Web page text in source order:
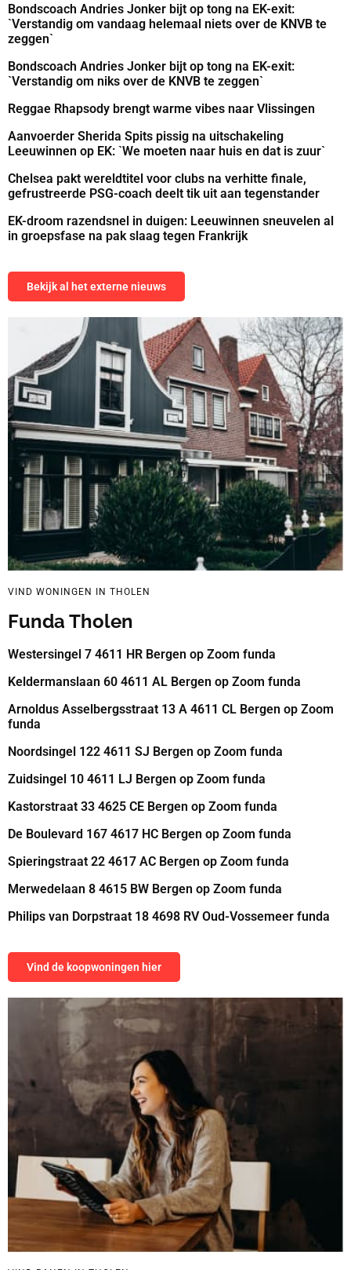
Bondscoach Andries Jonker bijt op tong na EK-exit:
`Verstandig om vandaag helemaal niets over de KNVB te
zeggen`
Bondscoach Andries Jonker bijt op tong na EK-exit:
`Verstandig om niks over de KNVB te zeggen`
Reggae Rhapsody brengt warme vibes naar Vlissingen
Aanvoerder Sherida Spits pissig na uitschakeling
Leeuwinnen op EK: `We moeten naar huis en dat is zuur`
Chelsea pakt wereldtitel voor clubs na verhitte finale,
gefrustreerde PSG-coach deelt tik uit aan tegenstander
EK-droom razendsnel in duigen: Leeuwinnen sneuvelen al
in groepsfase na pak slaag tegen Frankrijk
Bekijk al het externe nieuws
VIND WONINGEN IN THOLEN
Funda Tholen
Westersingel 7 4611 HR Bergen op Zoom funda
Keldermanslaan 60 4611 AL Bergen op Zoom funda
Arnoldus Asselbergsstraat 13 A 4611 CL Bergen op Zoom
funda
Noordsingel 122 4611 SJ Bergen op Zoom funda
Zuidsingel 10 4611 LJ Bergen op Zoom funda
Kastorstraat 33 4625 CE Bergen op Zoom funda
De Boulevard 167 4617 HC Bergen op Zoom funda
Spieringstraat 22 4617 AC Bergen op Zoom funda
Merwedelaan 8 4615 BW Bergen op Zoom funda
Philips van Dorpstraat 18 4698 RV Oud-Vossemeer funda
Vind de koopwoningen hier